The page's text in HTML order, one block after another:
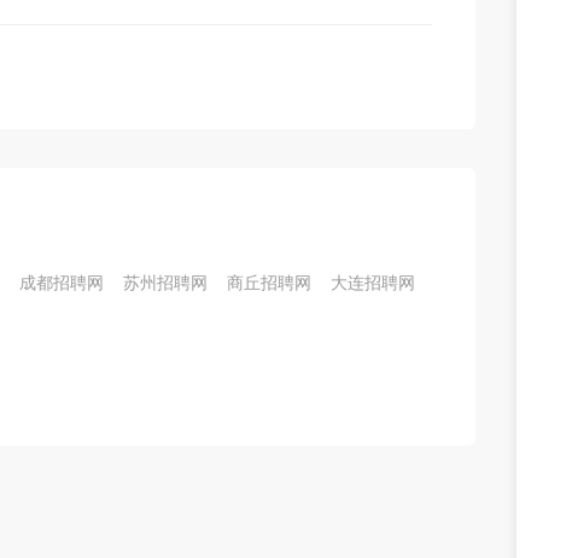
成都招聘网 苏州招聘网 商丘招聘网 大连招聘网